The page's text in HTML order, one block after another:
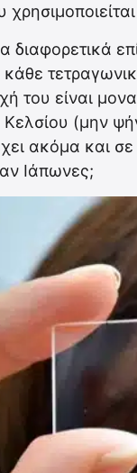
διαφορετικά
του είναι
(μην
ακόμα και
Ιάπωνες;